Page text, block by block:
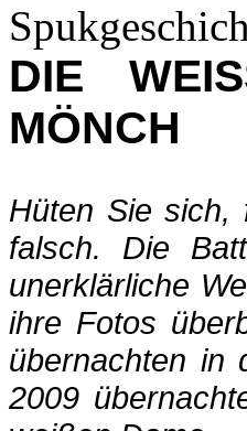
DIE
MÖNCH
Hüten Sie sich,
falsch. Die
unerklärliche
ihre Fotos
übernachten
2009